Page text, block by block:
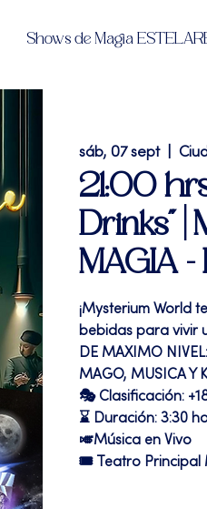
Shows de Magia
sáb, 07 sept
  |
21:00
Drinks" |
MAGIA -
¡Mysterium World
bebidas para vivir
DE MAXIMO
MAGO, MUSICA Y
🎭 Clasificación:
⌛ Duración: 3:30
🎺Música en Vivo
🎟 Teatro Principal